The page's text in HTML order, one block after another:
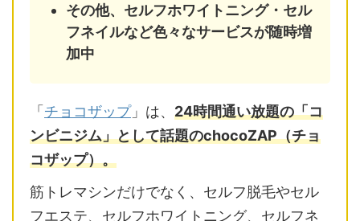
その他、セルフホワイトニング・セル
フネイルなど色々なサービスが随時増
加中
「 チョコザップ」は、 24時間通い放題の「コ
ンビニジム」として話題のchocoZAP（チョ
コザップ）。
筋トレマシンだけでなく、セルフ脱毛やセル
フエステ、セルフホワイトニング、セルフネ